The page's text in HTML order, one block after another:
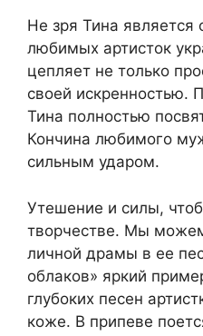
Не зря Тина
любимых артисток
цепляет не только
своей искренностью.
Тина полностью
Кончина любимого
сильным ударом.
Утешение и силы,
творчестве. Мы
личной драмы в ее
облаков» яркий
глубоких песен
коже. В припеве